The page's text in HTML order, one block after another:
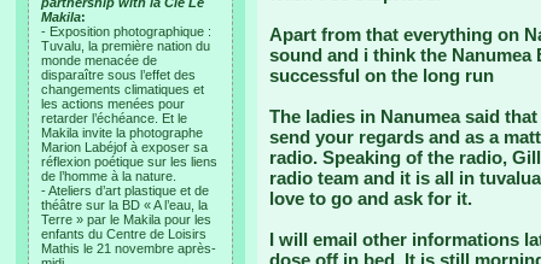
Makila:
- Exposition photographique :
Tuvalu, la première nation du
monde menacée de
disparaître sous l’effet des
changements climatiques et
les actions menées pour
retarder l’échéance. Et le
Makila invite la photographe
Marion Labéjof à exposer sa
réflexion poétique sur les liens
de l’homme à la nature.
- Ateliers d’art plastique et de
théâtre sur la BD « A l’eau, la
Terre » par le Makila pour les
enfants du Centre de Loisirs
Mathis le 21 novembre après-
Apart from that everything on
sound and i think the
successful on the long run
The ladies in Nanumea said
send your regards and as a
radio. Speaking of the radio,
radio team and it is all in
love to go and ask for it.
I will email other informations
dose off in bed. It is still